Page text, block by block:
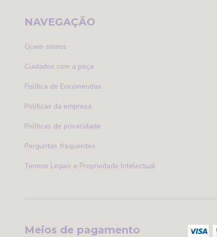
NAVEGAÇÃO
Quem somos
Cuidados com a peça
Política de Encomendas
Políticas da empresa
Políticas de privacidade
Perguntas frequentes
Termos Legais e Propriedade Intelectual
Meios de pagamento